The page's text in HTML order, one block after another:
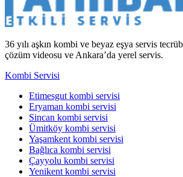
36 yılı aşkın kombi ve beyaz eşya servis
çözüm videosu ve Ankara’da yerel servis.
Kombi Servisi
Etimesgut kombi servisi
Eryaman kombi servisi
Sincan kombi servisi
Ümitköy kombi servisi
Yaşamkent kombi servisi
Bağlıca kombi servisi
Çayyolu kombi servisi
Yenikent kombi servisi